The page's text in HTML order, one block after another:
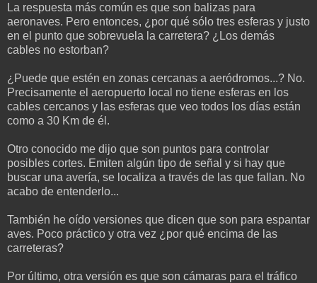
La respuesta más común es que son balizas para
aeronaves. Pero entonces, ¿por qué sólo tres esferas y justo
en el punto que sobrevuela la carretera? ¿Los demás
cables no estorban?
¿Puede que estén en zonas cercanas a aeródromos...? No.
Precisamente el aeropuerto local no tiene esferas en los
cables cercanos y las esferas que veo todos los días están
como a 30 Km de él.
Otro conocido me dijo que son puntos para controlar
posibles cortes. Emiten algún tipo de señal y si hay que
buscar una avería, se localiza a través de las que fallan. No
acabo de entenderlo...
También he oído versiones que dicen que son para espantar
aves. Poco práctico y otra vez ¿por qué encima de las
carreteras?
Por último, otra versión es que son cámaras para el tráfico